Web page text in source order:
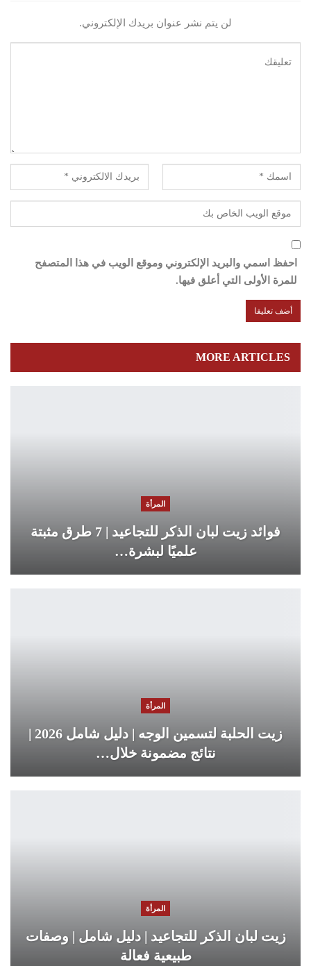
لن يتم نشر عنوان بريدك الإلكتروني.
احفظ اسمي والبريد الإلكتروني وموقع الويب في هذا المتصفح
للمرة الأولى التي أعلق فيها.
MORE ARTICLES
المرأة
فوائد زيت لبان الذكر للتجاعيد | 7 طرق مثبتة
علميًا لبشرة…
المرأة
زيت الحلبة لتسمين الوجه | دليل شامل 2026 |
نتائج مضمونة خلال…
المرأة
زيت لبان الذكر للتجاعيد | دليل شامل | وصفات
طبيعية فعالة